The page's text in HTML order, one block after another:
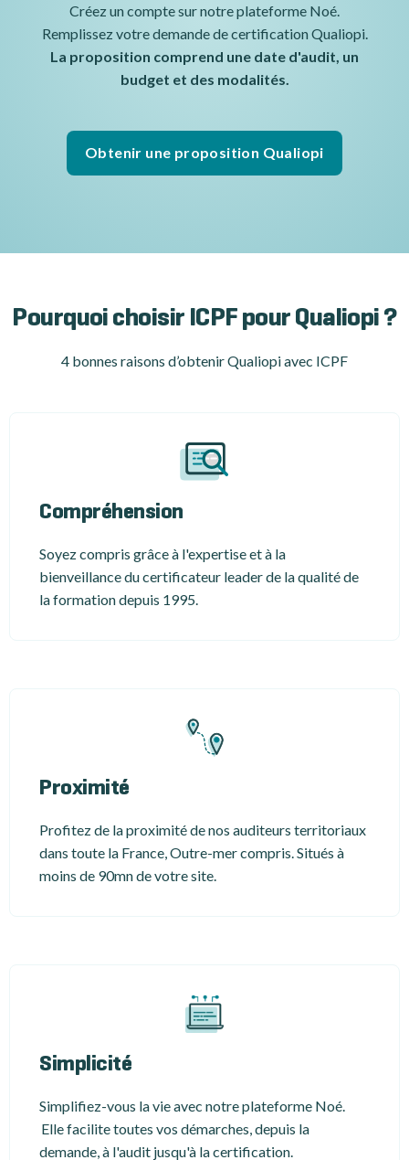
Créez un compte sur notre plateforme Noé.
Remplissez votre demande de certification Qualiopi.
La proposition comprend une date d'audit, un
budget et des modalités.
Obtenir une proposition Qualiopi
Pourquoi choisir ICPF pour Qualiopi ?
4 bonnes raisons d’obtenir Qualiopi avec ICPF
Compréhension
Soyez compris grâce à l'expertise et à la
bienveillance du certificateur leader de la qualité de
la formation depuis 1995.
Proximité
Profitez de la proximité de nos auditeurs territoriaux
dans toute la France, Outre-mer compris. Situés à
moins de 90mn de votre site.
Simplicité
Simplifiez-vous la vie avec notre plateforme Noé.
Elle facilite toutes vos démarches, depuis la
demande, à l'audit jusqu'à la certification.